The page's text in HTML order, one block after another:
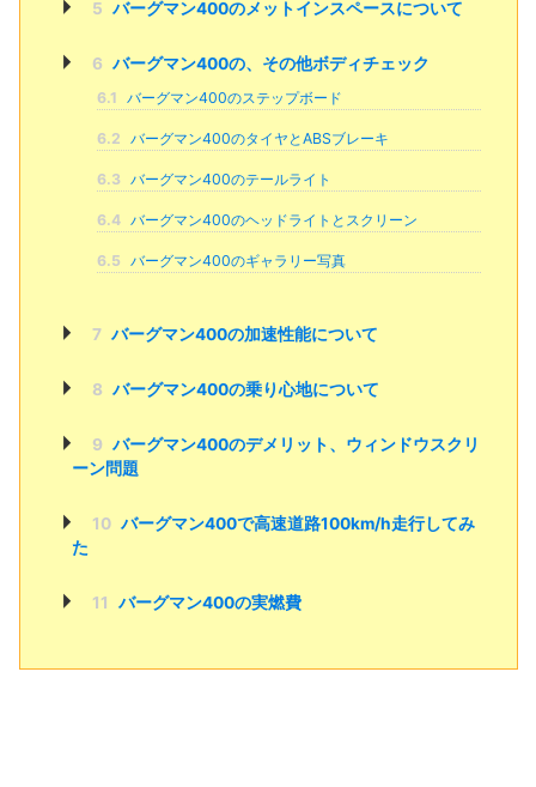
5 バーグマン400のメットインスペースについて
6 バーグマン400の、その他ボディチェック
6.1 バーグマン400のステップボード
6.2 バーグマン400のタイヤとABSブレーキ
6.3 バーグマン400のテールライト
6.4 バーグマン400のヘッドライトとスクリーン
6.5 バーグマン400のギャラリー写真
7 バーグマン400の加速性能について
8 バーグマン400の乗り心地について
9 バーグマン400のデメリット、ウィンドウスクリ
ーン問題
10 バーグマン400で高速道路100km/h走行してみ
た
11 バーグマン400の実燃費